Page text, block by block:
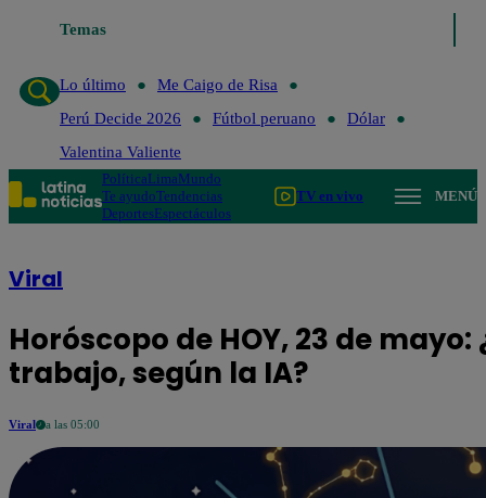
TemasLo último
Lo último
Me Caigo de Risa
Perú Decide 2026
Fútbol peruano
Dólar
Valentina Valiente
PolíticaLimaMundo
Te ayudoTendencias
DeportesEspectáculos
TV en vivo MENÚ
Viral
Horóscopo de HOY, 23 de
trabajo, según la IA?
Viral a las 05:00